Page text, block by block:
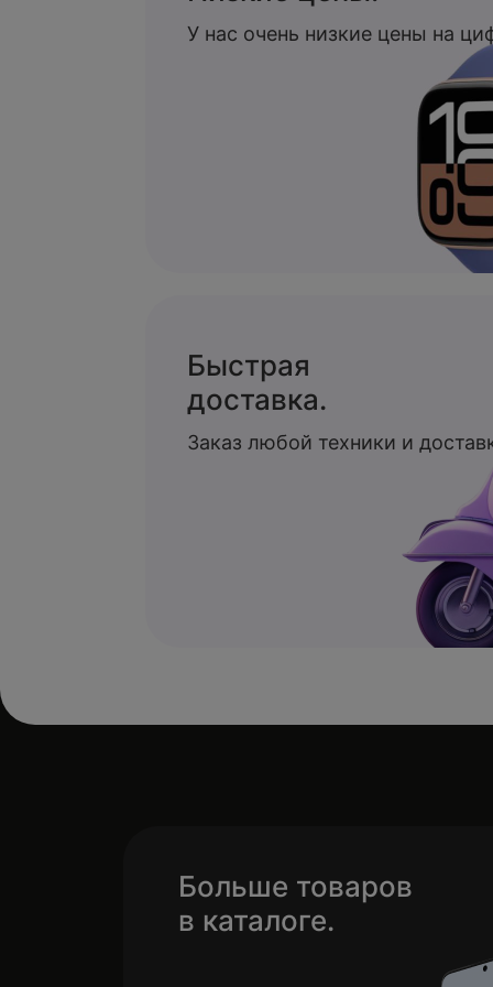
У нас очень низкие цены на
Быстрая
доставка.
Заказ любой техники и
Больше товаров
в каталоге.